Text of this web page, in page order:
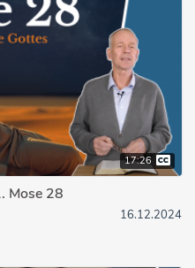
17:26
Mose 28
16.12.2024